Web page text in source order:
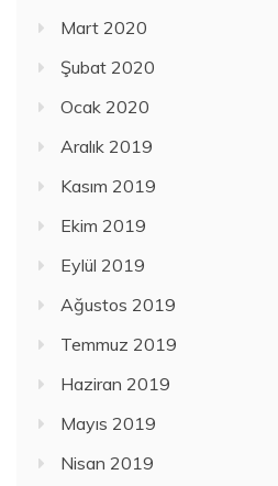
Mart 2020
Şubat 2020
Ocak 2020
Aralık 2019
Kasım 2019
Ekim 2019
Eylül 2019
Ağustos 2019
Temmuz 2019
Haziran 2019
Mayıs 2019
Nisan 2019